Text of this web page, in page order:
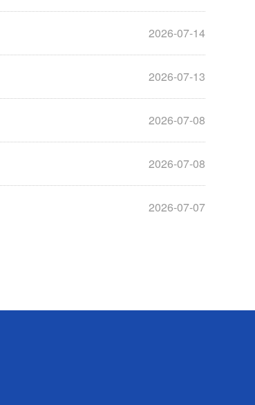
2026-07-14
2026-07-13
2026-07-08
2026-07-08
2026-07-07